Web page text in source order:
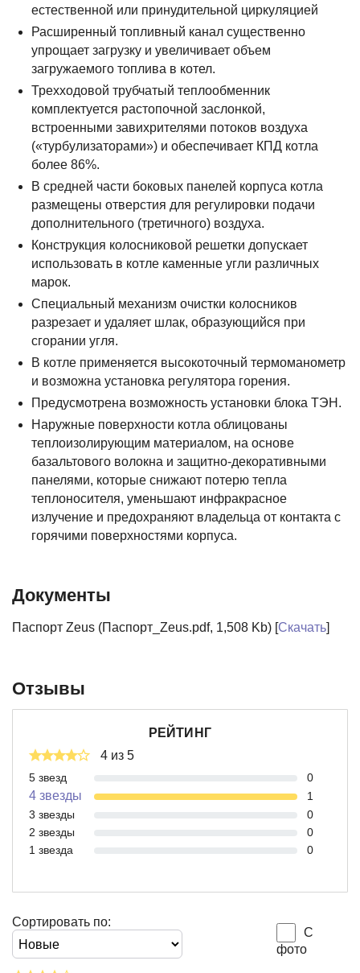
естественной или принудительной циркуляцией
Расширенный топливный канал существенно
упрощает загрузку и увеличивает объем
загружаемого топлива в котел.
Трехходовой трубчатый теплообменник
комплектуется растопочной заслонкой,
встроенными завихрителями потоков воздуха
(«турбулизаторами») и обеспечивает КПД котла
более 86%.
В средней части боковых панелей корпуса котла
размещены отверстия для регулировки подачи
дополнительного (третичного) воздуха.
Конструкция колосниковой решетки допускает
использовать в котле каменные угли различных
марок.
Специальный механизм очистки колосников
разрезает и удаляет шлак, образующийся при
сгорании угля.
В котле применяется высокоточный термоманометр
и возможна установка регулятора горения.
Предусмотрена возможность установки блока ТЭН.
Наружные поверхности котла облицованы
теплоизолирующим материалом, на основе
базальтового волокна и защитно-декоративными
панелями, которые снижают потерю тепла
теплоносителя, уменьшают инфракрасное
излучение и предохраняют владельца от контакта с
горячими поверхностями корпуса.
Документы
Паспорт Zeus (Паспорт_Zeus.pdf, 1,508 Kb) [Скачать]
Отзывы
РЕЙТИНГ
4 из 5
5 звезд 0
4 звезды
1
3 звезды
0
2 звезды
0
1 звезда
0
Сортировать по:
С
фото